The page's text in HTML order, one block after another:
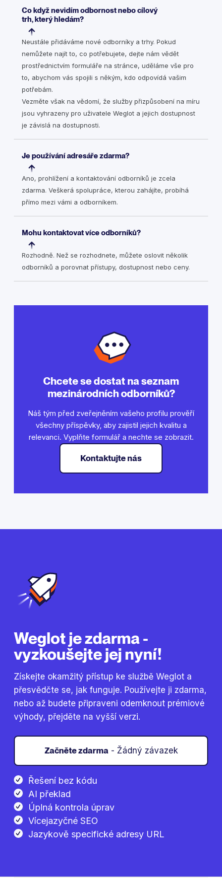
Co když nevidím odbornost nebo cílový
trh, který hledám?
Neustále přidáváme nové odborníky a trhy. Pokud
nemůžete najít to, co potřebujete, dejte nám vědět
prostřednictvím formuláře na stránce, uděláme vše pro
to, abychom vás spojili s někým, kdo odpovídá vašim
potřebám.
Vezměte však na vědomí, že služby přizpůsobení na míru
jsou vyhrazeny pro uživatele Weglot a jejich dostupnost
je závislá na dostupnosti.
Je používání adresáře zdarma?
Ano, prohlížení a kontaktování odborníků je zcela
zdarma. Veškerá spolupráce, kterou zahájíte, probíhá
přímo mezi vámi a odborníkem.
Mohu kontaktovat více odborníků?
Rozhodně. Než se rozhodnete, můžete oslovit několik
odborníků a porovnat přístupy, dostupnost nebo ceny.
Chcete se dostat na seznam
mezinárodních odborníků?
Náš tým před zveřejněním vašeho profilu prověří
všechny příspěvky, aby zajistil jejich kvalitu a
relevanci. Vyplňte formulář a nechte se zobrazit.
Kontaktujte nás
Weglot je zdarma -
vyzkoušejte jej nyní!
Získejte okamžitý přístup ke službě Weglot a
přesvědčte se, jak funguje. Používejte ji zdarma,
nebo až budete připraveni odemknout prémiové
výhody, přejděte na vyšší verzi.
Začněte zdarma- Žádný závazek
Řešení bez kódu
AI překlad
Úplná kontrola úprav
Vícejazyčné SEO
Jazykově specifické adresy URL